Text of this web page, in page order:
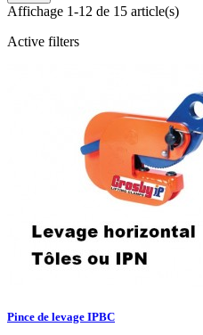
Affichage 1-12 de 15 article(s)
Active filters
Pince de levage IPBC